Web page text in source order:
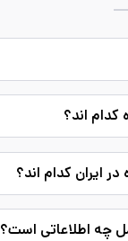
اند؟
ایران کدام اند؟
چه اطلاعاتی است؟